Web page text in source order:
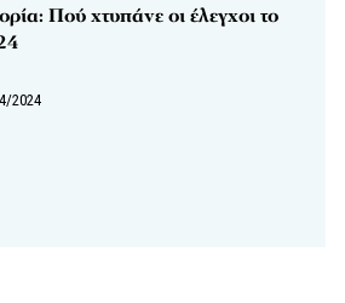
Πού χτυπάνε οι έλεγχοι το
2024